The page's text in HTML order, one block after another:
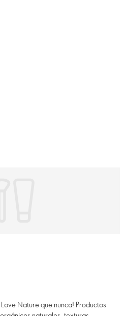
Nature que nunca! Productos